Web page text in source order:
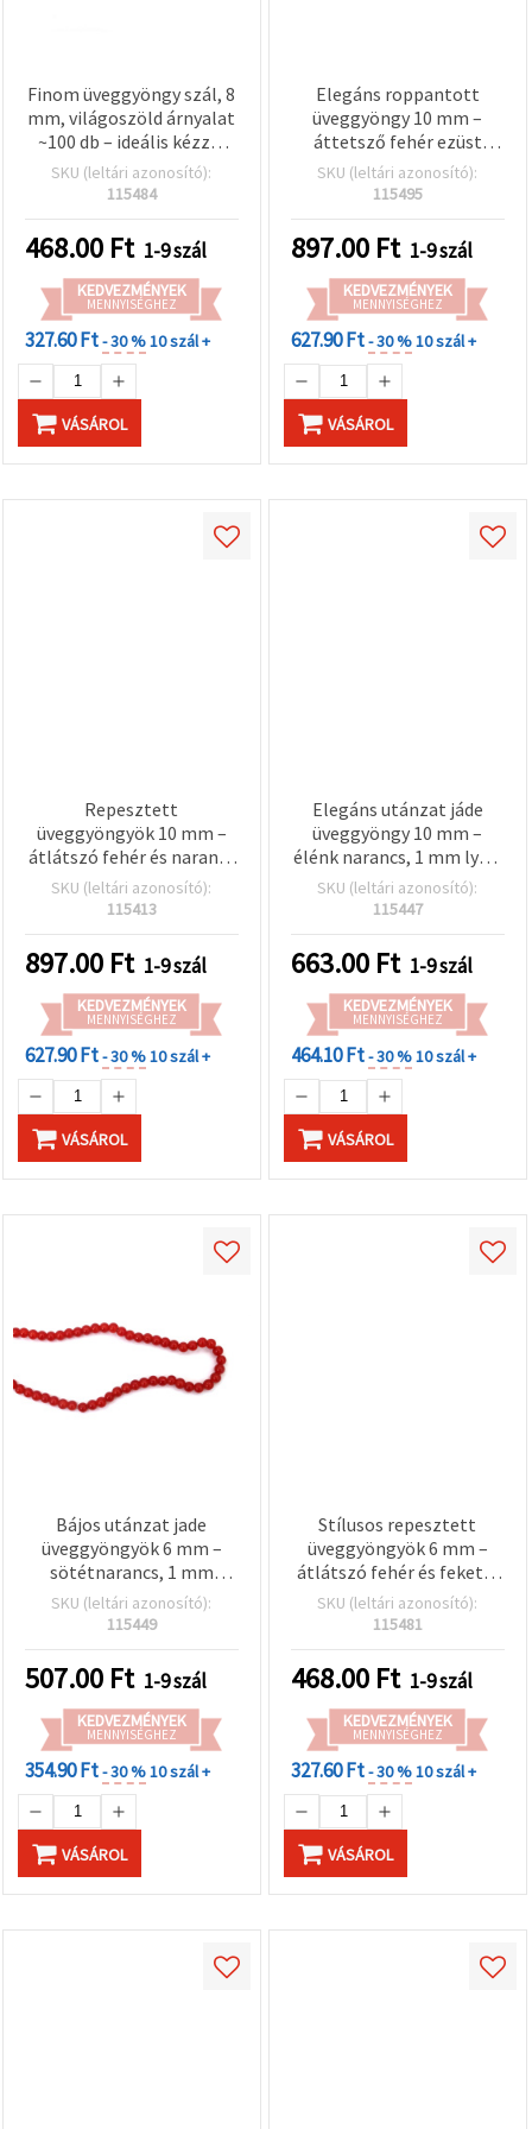
Finom üveggyöngy szál, 8
mm, világoszöld árnyalat
~100 db – ideális kézzel
készített ékszerekhez és
tavaszi DIY kreatív
SKU (leltári azonosító):
115484
468.00 Ft 1-9 szál
KEDVEZMÉNYEK
MENNYISÉGHEZ
327.60 Ft- 30 %10 szál +
VÁSÁROL
Elegáns roppantott
üveggyöngy 10 mm –
áttetsző fehér ezüst
színű csillogással, szál
~85 db (assorted)
SKU (leltári azonosító):
115495
897.00 Ft 1-9 szál
KEDVEZMÉNYEK
MENNYISÉGHEZ
627.90 Ft- 30 %10 szál +
VÁSÁROL
Repesztett
üveggyöngyök 10 mm –
átlátszó fehér és narancs
vegyes, 1 mm lyuk, szál
~80 db – élénk
kreatív hobbi dekor
alapanyagokhoz
SKU (leltári azonosító):
115413
897.00 Ft 1-9 szál
KEDVEZMÉNYEK
MENNYISÉGHEZ
627.90 Ft- 30 %10 szál +
VÁSÁROL
Elegáns utánzat jáde
üveggyöngy 10 mm –
élénk narancs, 1 mm lyuk,
szálon kb. 85 db –
látványos
kreatív hobby
dekorációkhoz
SKU (leltári azonosító):
115447
663.00 Ft 1-9 szál
KEDVEZMÉNYEK
MENNYISÉGHEZ
464.10 Ft- 30 %10 szál +
VÁSÁROL
Bájos utánzat jade
üveggyöngyök 6 mm –
sötétnarancs, 1 mm
furat, szál ~140 db –
ékszerkészítéshez és
projektekhez
SKU (leltári azonosító):
115449
507.00 Ft 1-9 szál
KEDVEZMÉNYEK
MENNYISÉGHEZ
354.90 Ft- 30 %10 szál +
VÁSÁROL
Stílusos repesztett
üveggyöngyök 6 mm –
átlátszó fehér és fekete,
1 mm furattal, szál ~145
db – elegáns
egyedi kreatív hobby
alkotásokhoz
SKU (leltári azonosító):
115481
468.00 Ft 1-9 szál
KEDVEZMÉNYEK
MENNYISÉGHEZ
327.60 Ft- 30 %10 szál +
VÁSÁROL